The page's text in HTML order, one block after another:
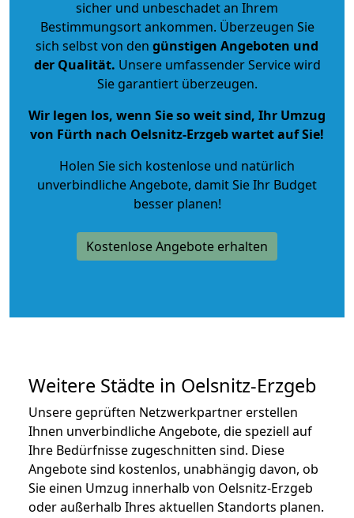
sicher und unbeschadet an Ihrem
Bestimmungsort ankommen. Überzeugen Sie
sich selbst von den günstigen Angeboten und
der Qualität. Unsere umfassender Service wird
Sie garantiert überzeugen.
Wir legen los, wenn Sie so weit sind, Ihr Umzug
von Fürth nach Oelsnitz-Erzgeb wartet auf Sie!
Holen Sie sich kostenlose und natürlich
unverbindliche Angebote, damit Sie Ihr Budget
besser planen!
Kostenlose Angebote erhalten
Weitere Städte in Oelsnitz-Erzgeb
Unsere geprüften Netzwerkpartner erstellen
Ihnen unverbindliche Angebote, die speziell auf
Ihre Bedürfnisse zugeschnitten sind. Diese
Angebote sind kostenlos, unabhängig davon, ob
Sie einen Umzug innerhalb von Oelsnitz-Erzgeb
oder außerhalb Ihres aktuellen Standorts planen.